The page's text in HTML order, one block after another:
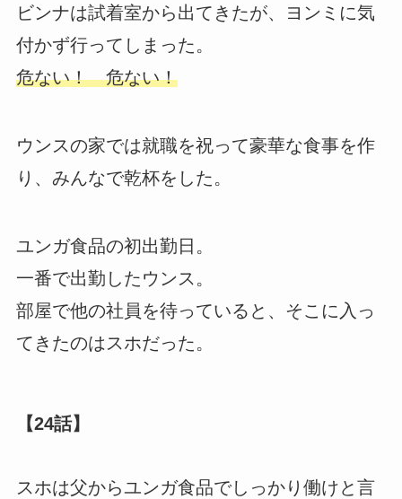
ビンナは試着室から出てきたが、ヨンミに気
付かず行ってしまった。
危ない！ 危ない！
ウンスの家では就職を祝って豪華な食事を作
り、みんなで乾杯をした。
ユンガ食品の初出勤日。
一番で出勤したウンス。
部屋で他の社員を待っていると、そこに入っ
てきたのはスホだった。
【24話】
スホは父からユンガ食品でしっかり働けと言